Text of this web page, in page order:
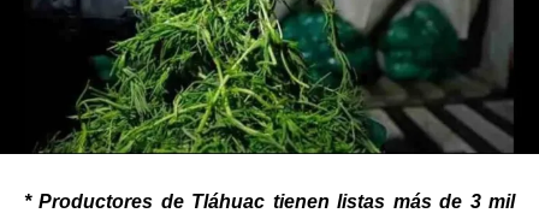
* Productores de Tláhuac tienen listas más de 3 mil